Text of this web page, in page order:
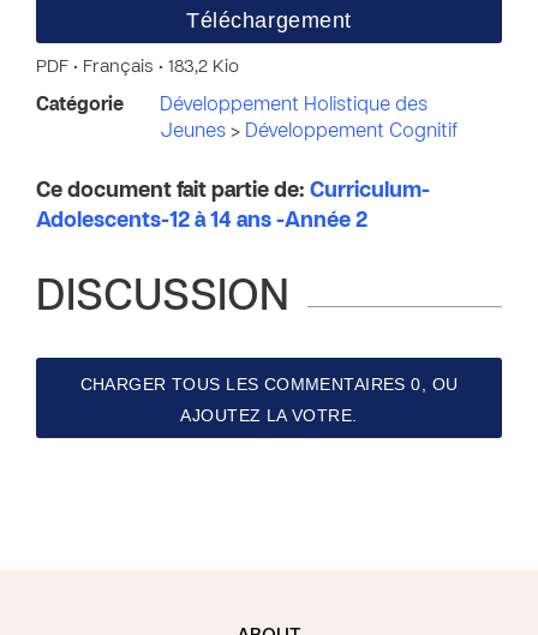
Téléchargement
PDF • Français • 183,2 Kio
Catégorie
Développement Holistique des
Jeunes > Développement Cognitif
Ce document fait partie de: Curriculum-
Adolescents-12 à 14 ans -Année 2
DISCUSSION
CHARGER TOUS LES COMMENTAIRES 0, OU
AJOUTEZ LA VOTRE.